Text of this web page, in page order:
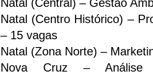
Natal (Centro Histórico) –
– 15 vagas
Natal (Zona Norte) –
Nova Cruz – Análise